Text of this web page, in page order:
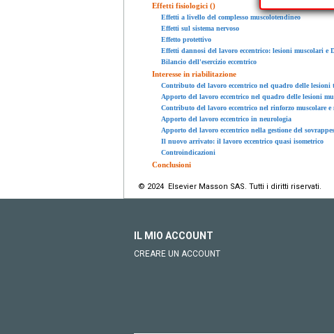
Effetti fisiologici ()
Effetti a livello del complesso muscolotendineo
Effetti sul sistema nervoso
Effetto protettivo
Effetti dannosi del lavoro eccentrico: lesioni muscolari e
Bilancio dell'esercizio eccentrico
Interesse in riabilitazione
Contributo del lavoro eccentrico nel quadro delle lesioni
Apporto del lavoro eccentrico nel quadro delle lesioni
Contributo del lavoro eccentrico nel rinforzo muscolare e
Apporto del lavoro eccentrico in neurologia
Apporto del lavoro eccentrico nella gestione del
Il nuovo arrivato: il lavoro eccentrico quasi isometrico
Controindicazioni
Conclusioni
© 2024 Elsevier Masson SAS. Tutti i diritti riservati.
IL MIO ACCOUNT
CREARE UN ACCOUNT